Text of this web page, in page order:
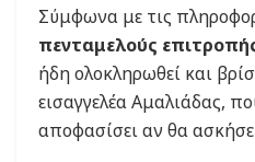
Σύμφωνα με τις
πενταμελούς
ήδη ολοκληρωθεί και
εισαγγελέα Αμαλιάδας,
αποφασίσει αν θα